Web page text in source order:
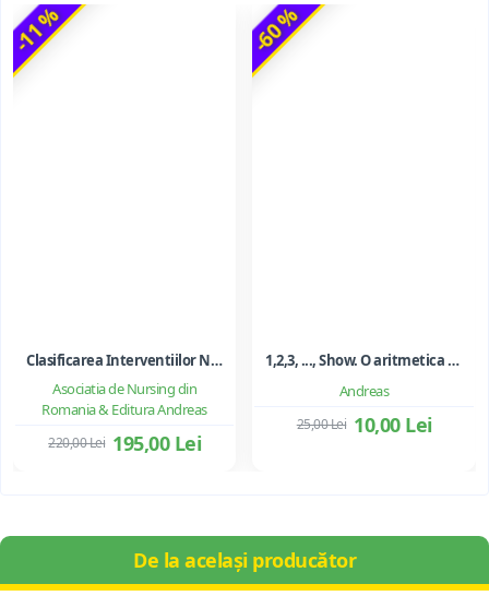
-11 %
Asociatia de Nursing din
Romania & Editura Andreas
Clasificarea Interventiilor Nursing (NIC)
195,00 Lei
220,00 Lei
-60 %
Andreas
1,2,3, ..., Show. O aritmetica emotionala, o poezie a matematicii - Ioan Dancila
10,00 Lei
25,00 Lei
De la același producător